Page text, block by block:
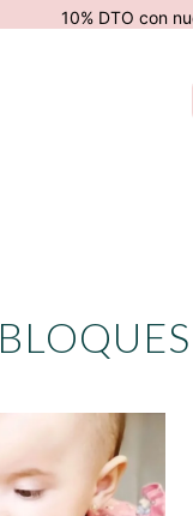
10% DTO con